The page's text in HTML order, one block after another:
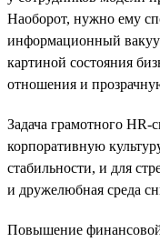
Наоборот, нужно ему
информационный
картиной состояния
отношения и
Задача грамотного
корпоративную
стабильности, и для
и дружелюбная среда
Повышение финансовой